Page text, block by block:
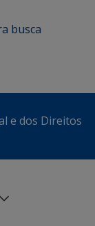
busca
e dos Direitos